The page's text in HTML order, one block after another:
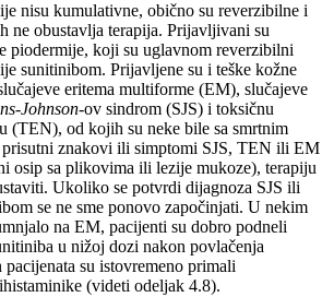
nisu kumulativne, obično su reverzibilne i
ne obustavlja terapija. Prijavljivani su
piodermije, koji su uglavnom reverzibilni
sunitinibom. Prijavljene su i teške kožne
eritema multiforme (EM), slučajeve
Johnson-ov sindrom (SJS) i toksičnu
(TEN), od kojih su neke bile sa smrtnim
znakovi ili simptomi SJS, TEN ili EM
osip sa plikovima ili lezije mukoze), terapiju
Ukoliko se potvrdi dijagnoza SJS ili
se ne sme ponovo započinjati. U nekim
na EM, pacijenti su dobro podneli
u nižoj dozi nakon povlačenja
su istovremeno primali
(videti odeljak 4.8).